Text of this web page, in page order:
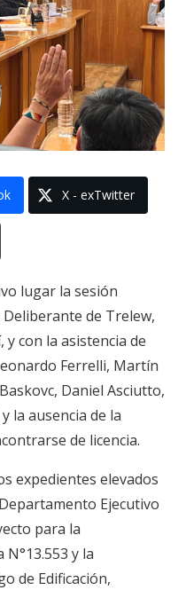
X - exTwitter
lugar la sesión
de Trelew,
con la asistencia de
Ferrelli, Martín
Daniel Asciutto,
la ausencia de la
de licencia.
expedientes elevados
Ejecutivo
para la
y la
de Edificación,